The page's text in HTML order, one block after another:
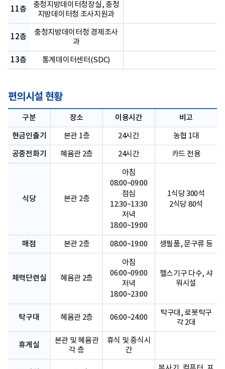
11층
충청지방데이터청장실, 충청
지방데이터청 조사지원과
12층
충청지방데이터청 경제조사
과
13층 통계데이터센터(SDC)
편의시설 현황
구분 장소 이용시간 비고
현금인출기 본관 1층 24시간 농협 1대
공중전화기 혜윰관 2층 24시간 카드 전용
식당 본관 2층
아침
08:00~09:00
점심
12:30~13:30
저녁
18:00~19:00
1식당 300석
2식당 80석
매점 본관 2층 08:00~19:00 생필품, 문구류 등
체력단련실 혜윰관 2층
아침
06:00~09:00
저녁
18:00~23:00
헬스기구 다수, 샤
워시설
탁구대 혜윰관 2층 06:00~24:00
탁구대, 로봇탁구
각 2대
휴게실
본관 및 혜윰관
각 층
휴식 및 중식시
간